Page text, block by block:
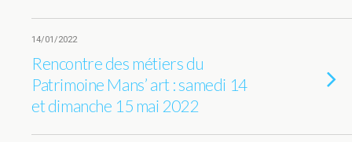
14/01/2022
Rencontre des métiers du
Patrimoine Mans’ art : samedi 14
et dimanche 15 mai 2022